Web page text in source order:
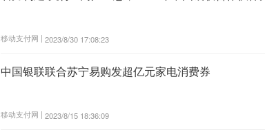
移动支付网 | 2023/8/30 17:08:23
中国银联联合苏宁易购发超亿元家电消费券
移动支付网 | 2023/8/15 18:36:09